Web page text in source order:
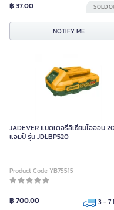
฿ 37.00 SOLD
NOTIFY ME
JADEVER แบตเตอรี่ลิเธียมไอออน
แอมป์ รุ่น JDLBP520
Product Code YB75515
฿ 700.00 3 - 7